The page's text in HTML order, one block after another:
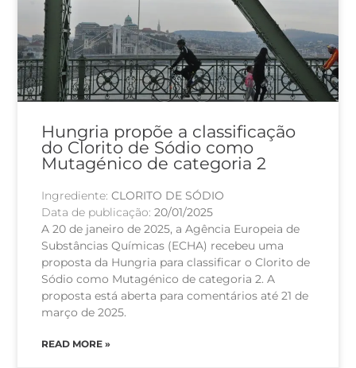
Hungria propõe a classificação
do Clorito de Sódio como
Mutagénico de categoria 2
Ingrediente:CLORITO DE SÓDIO
Data de publicação:20/01/2025
A 20 de janeiro de 2025, a Agência Europeia de
Substâncias Químicas (ECHA) recebeu uma
proposta da Hungria para classificar o Clorito de
Sódio como Mutagénico de categoria 2. A
proposta está aberta para comentários até 21 de
março de 2025.
READ MORE »